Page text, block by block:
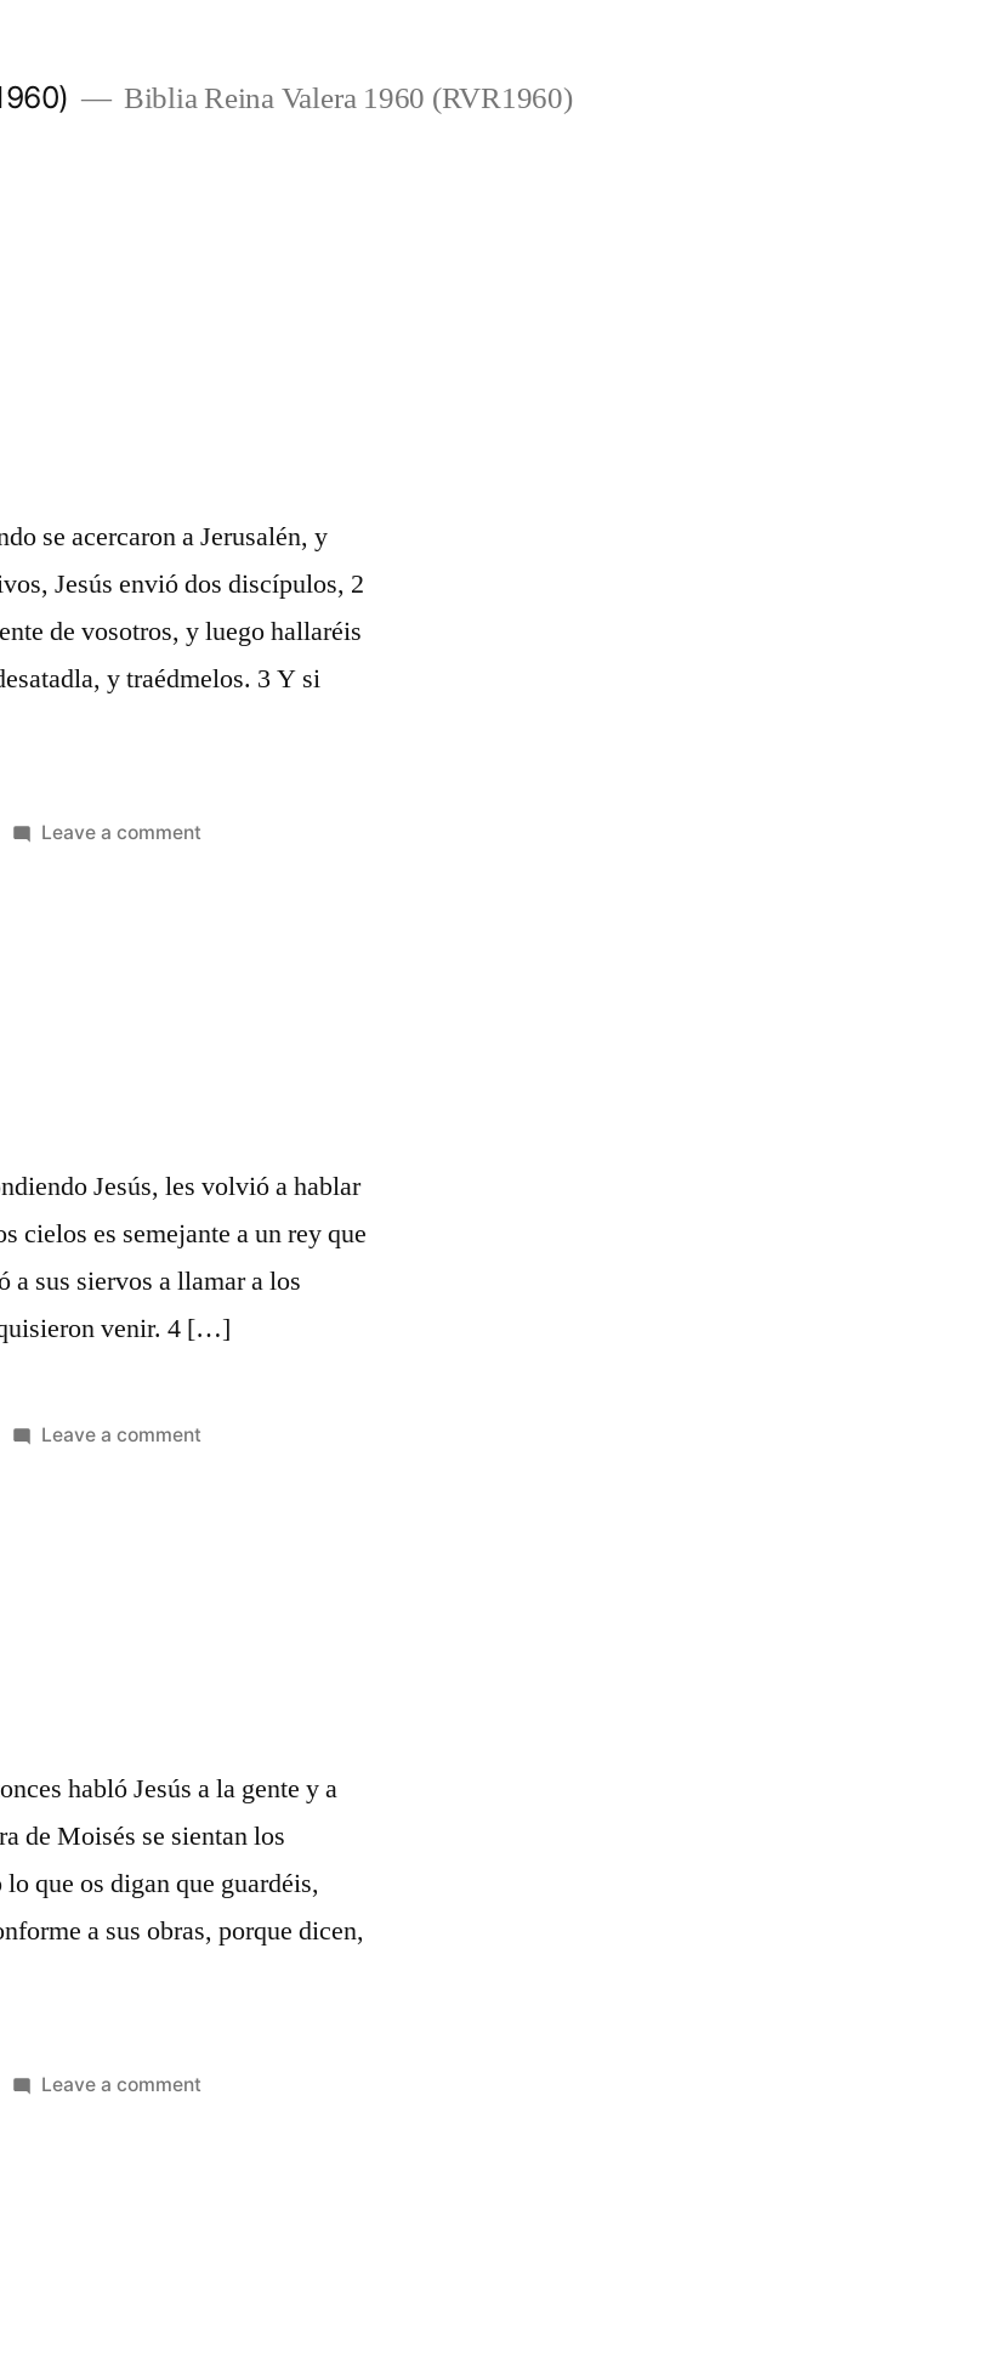
Biblia Reina Valera 1960 (RVR1960)
se acercaron a Jerusalén, y
Jesús envió dos discípulos, 2
de vosotros, y luego hallaréis
y traédmelos. 3 Y si
Leave a commenton
Jesús, les volvió a hablar
cielos es semejante a un rey que
a sus siervos a llamar a los
venir. 4 […]
Leave a commenton
habló Jesús a la gente y a
de Moisés se sientan los
que os digan que guardéis,
a sus obras, porque dicen,
Leave a commenton